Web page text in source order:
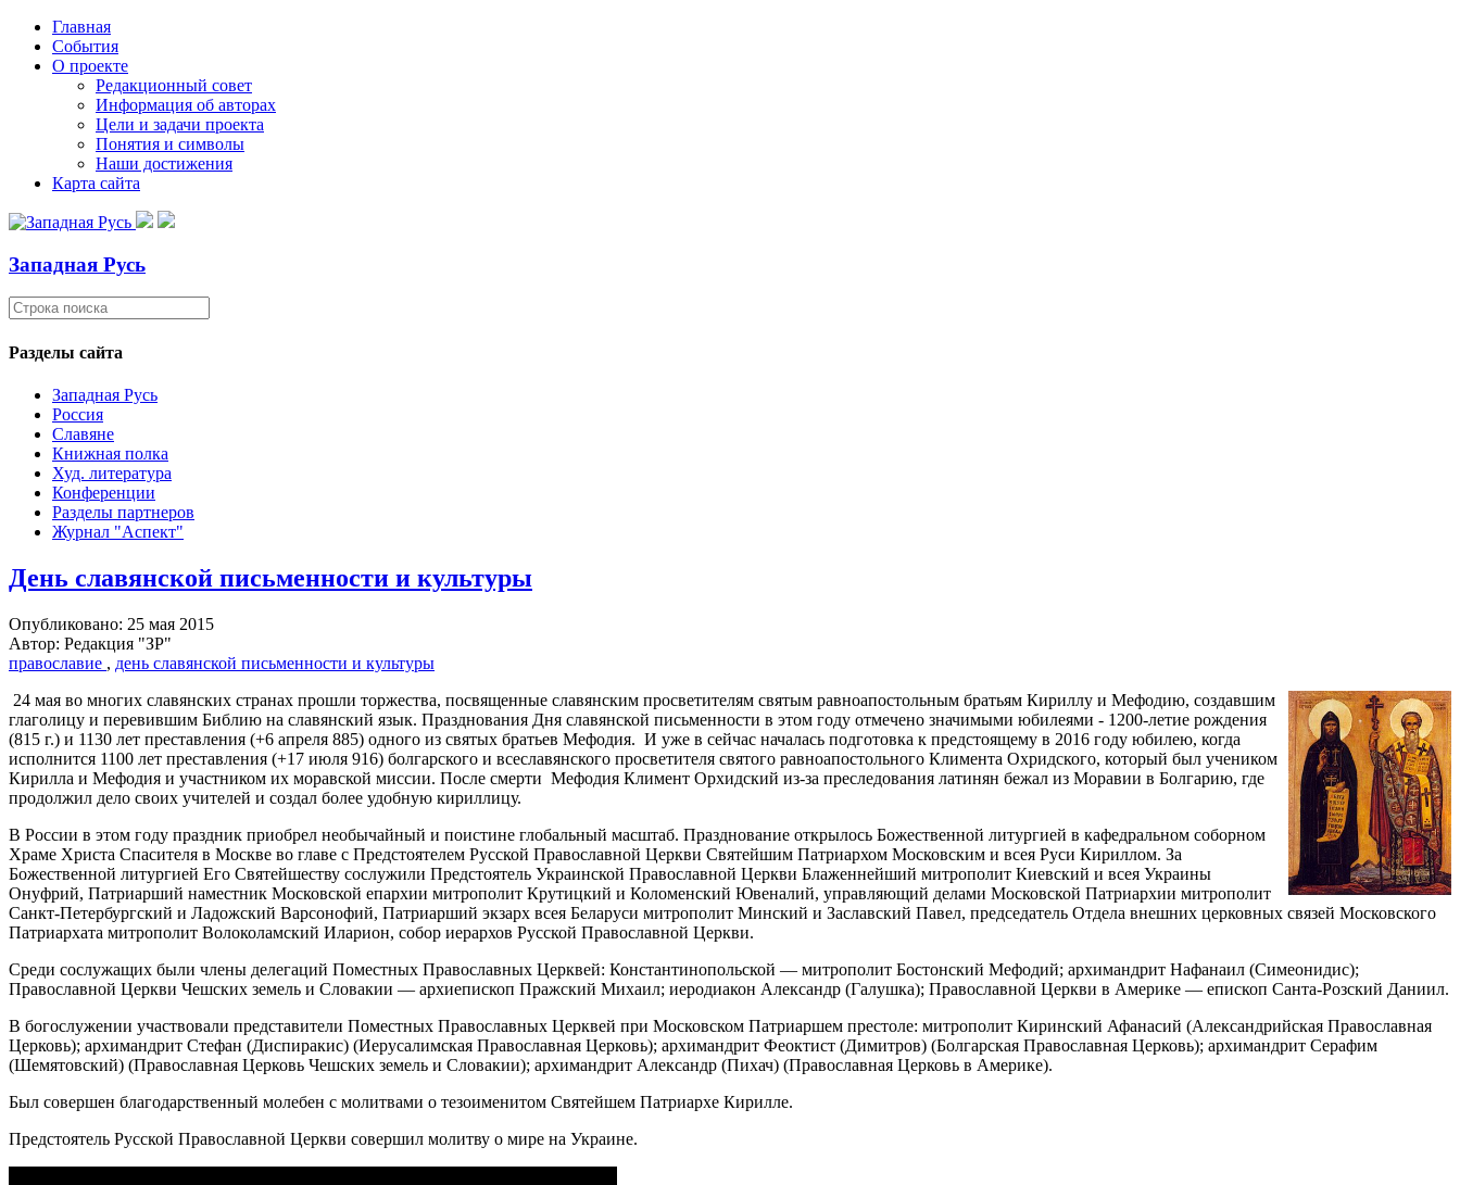
Главная
События
О проекте
Редакционный совет
Информация об авторах
Цели и задачи проекта
Понятия и символы
Наши достижения
Карта сайта
Западная Русь
Разделы сайта
Западная Русь
Россия
Славяне
Книжная полка
Худ. литература
Конференции
Разделы партнеров
Журнал "Аспект"
День славянской письменности и культуры
Опубликовано: 25 мая 2015
Автор: Редакция "ЗР"
православие , день славянской письменности и культуры
24 мая во многих славянских странах прошли торжества, посвященные славянским просветителям святым равноапостольным братьям Кириллу и Мефодию, создавшим
глаголицу и перевившим Библию на славянский язык. Празднования Дня славянской письменности в этом году отмечено значимыми юбилеями - 1200-летие рождения
(815 г.) и 1130 лет преставления (+6 апреля 885) одного из святых братьев Мефодия. И уже в сейчас началась подготовка к предстоящему в 2016 году юбилею, когда
исполнится 1100 лет преставления (+17 июля 916) болгарского и всеславянского просветителя святого равноапостольного Климента Охридского, который был учеником
Кирилла и Мефодия и участником их моравской миссии. После смерти Мефодия Климент Орхидский из-за преследования латинян бежал из Моравии в Болгарию, где
продолжил дело своих учителей и создал более удобную кириллицу.
В России в этом году праздник приобрел необычайный и поистине глобальный масштаб. Празднование открылось Божественной литургией в кафедральном соборном
Храме Христа Спасителя в Москве во главе с Предстоятелем Русской Православной Церкви Святейшим Патриархом Московским и всея Руси Кириллом. За
Божественной литургией Его Святейшеству сослужили Предстоятель Украинской Православной Церкви Блаженнейший митрополит Киевский и всея Украины
Онуфрий, Патриарший наместник Московской епархии митрополит Крутицкий и Коломенский Ювеналий, управляющий делами Московской Патриархии митрополит
Санкт-Петербургский и Ладожский Варсонофий, Патриарший экзарх всея Беларуси митрополит Минский и Заславский Павел, председатель Отдела внешних церковных связей Московского
Патриархата митрополит Волоколамский Иларион, собор иерархов Русской Православной Церкви.
Среди сослужащих были члены делегаций Поместных Православных Церквей: Константинопольской — митрополит Бостонский Мефодий; архимандрит Нафанаил (Симеонидис);
Православной Церкви Чешских земель и Словакии — архиепископ Пражский Михаил; иеродиакон Александр (Галушка); Православной Церкви в Америке — епископ Санта-Розский Даниил.
В богослужении участвовали представители Поместных Православных Церквей при Московском Патриаршем престоле: митрополит Киринский Афанасий (Александрийская Православная
Церковь); архимандрит Стефан (Диспиракис) (Иерусалимская Православная Церковь); архимандрит Феоктист (Димитров) (Болгарская Православная Церковь); архимандрит Серафим
(Шемятовский) (Православная Церковь Чешских земель и Словакии); архимандрит Александр (Пихач) (Православная Церковь в Америке).
Был совершен благодарственный молебен с молитвами о тезоименитом Святейшем Патриархе Кирилле.
Предстоятель Русской Православной Церкви совершил молитву о мире на Украине.